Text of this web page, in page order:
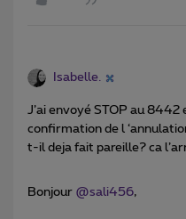
Isabelle.
J’ai envoyé STOP au 8442
confirmation de l
t-il deja fait pareille? ca
Bonjour @sali456,